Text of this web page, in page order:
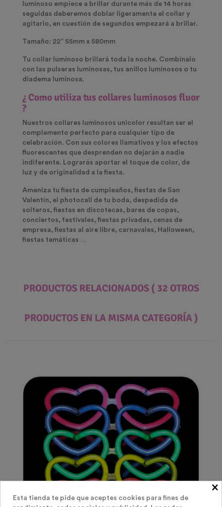
luminoso empiece a brillar durante más de 14 horas
seguidas deberemos doblar ligeramente el collar y
agitarlo, en cuestión de segundos empezará a brillar.
Tamaño: 22” 55mm x 580mm
Tu collar luminoso brillará toda la noche. Combínalo
con las pulseras luminosas, tus anillos luminosos o tu
diadema luminosa.
¿ Como utiliza tus collares luminosos fluor
?
Nuestros collares luminosos unicolor resultan ser el
complemento perfecto para cualquier tipo de
celebración. Con sus colores llamativos y los efectos
fluorescentes que desprenden no dejarán a nadie
indiferente. Lograrás aportar el toque de color, de
luz y de originalidad a la fiesta.
Ameniza tu fiesta de cumpleaños, fiestas de San
Valentín, el photocall de tu boda, despedida de
solteros, fiestas en discotecas, bares de copas,
conciertos, festivales, fiestas privadas, cenas de
empresa, fiestas al aire libre, carnavales, Halloween,
fiestas temáticas …
PRODUCTOS RELACIONADOS ( 32 OTROS
PRODUCTOS EN LA MISMA CATEGORÍA )
×
Esta tienda te pide que aceptes cookies para fines de